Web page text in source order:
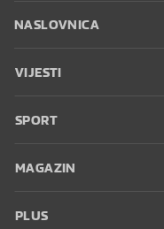
NASLOVNICA
VIJESTI
SPORT
MAGAZIN
PLUS